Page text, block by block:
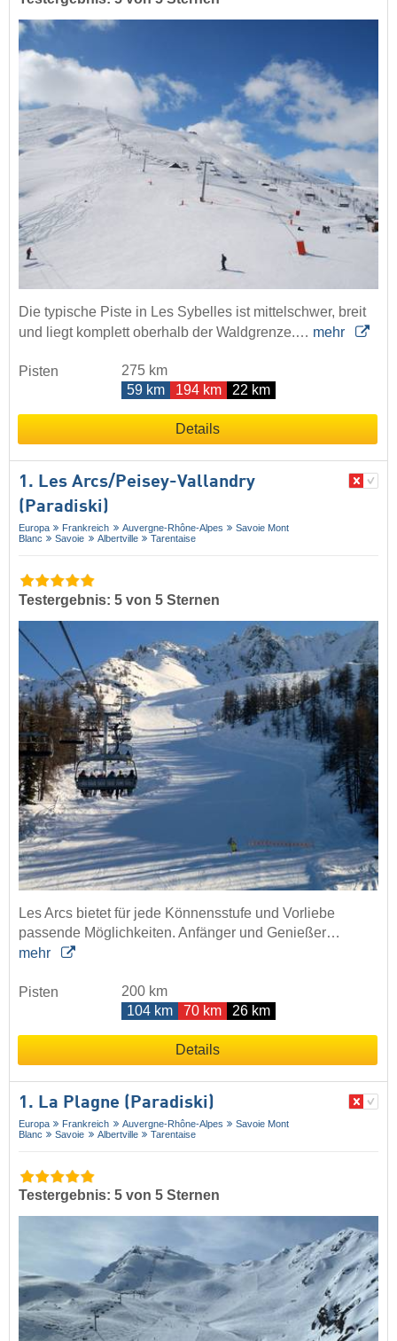
Die typische Piste in Les Sybelles ist mittelschwer, breit
und liegt komplett oberhalb der Waldgrenze.… mehr
Pisten
275 km
59 km
194 km 22 km
Details
1. Les Arcs/​Peisey-Vallandry
(Paradiski)
Europa Frankreich Auvergne-Rhône-Alpes
Savoie Mont
Blanc
Savoie Albertville Tarentaise
Testergebnis: 5 von 5 Sternen
Les Arcs bietet für jede Könnensstufe und Vorliebe
passende Möglichkeiten. Anfänger und Genießer…
mehr
Pisten
200 km
104 km
70 km 26 km
Details
1. La Plagne (Paradiski)
Europa Frankreich Auvergne-Rhône-Alpes
Savoie Mont
Blanc
Savoie Albertville Tarentaise
Testergebnis: 5 von 5 Sternen